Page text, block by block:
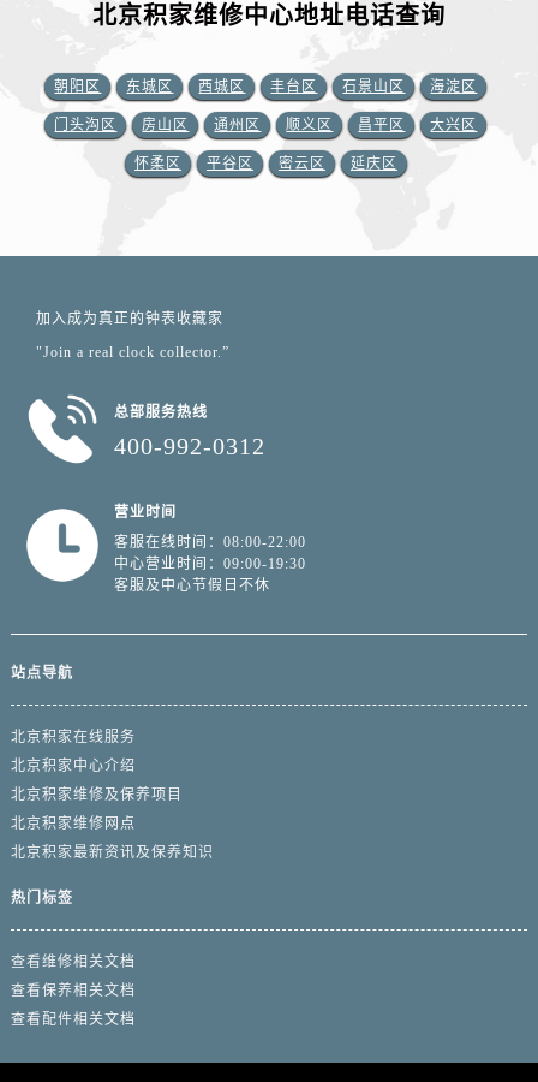
北京积家维修中心地址电话查询
朝阳区 东城区 西城区 丰台区 石景山区 海淀区
门头沟区 房山区 通州区 顺义区 昌平区 大兴区
怀柔区 平谷区 密云区 延庆区
加入成为真正的钟表收藏家
"Join a real clock collector.”
总部服务热线
400-992-0312
营业时间
客服在线时间：08:00-22:00
中心营业时间：09:00-19:30
客服及中心节假日不休
站点导航
北京积家在线服务
北京积家中心介绍
北京积家维修及保养项目
北京积家维修网点
北京积家最新资讯及保养知识
热门标签
查看维修相关文档
查看保养相关文档
查看配件相关文档